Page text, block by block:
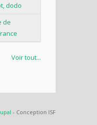
dodo
de
Voir tout...
- Conception ISF